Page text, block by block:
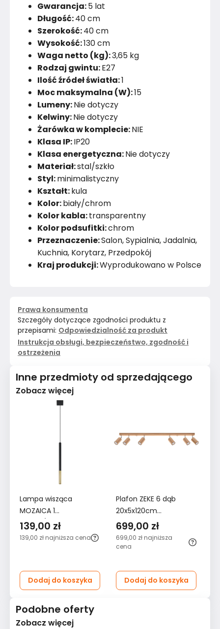
Gwarancja:5 lat
Długość:40 cm
Szerokość:40 cm
Wysokość:130 cm
Waga netto (kg):3,65 kg
Rodzaj gwintu:E27
Ilość źródeł światła:1
Moc maksymalna (W):15
Lumeny:Nie dotyczy
Kelwiny:Nie dotyczy
Żarówka w komplecie:NIE
Klasa IP:IP20
Klasa energetyczna:Nie dotyczy
Materiał:stal/szkło
Styl:minimalistyczny
Kształt:kula
Kolor:biały/chrom
Kolor kabla:transparentny
Kolor podsufitki:chrom
Przeznaczenie:Salon, Sypialnia, Jadalnia,
Kuchnia, Korytarz, Przedpokój
Kraj produkcji:Wyprodukowano w Polsce
Prawa konsumenta
Szczegóły dotyczące zgodności produktu z
przepisami: Odpowiedzialność za produkt
Instrukcja obsługi, bezpieczeństwo, zgodność i
ostrzeżenia
Inne przedmioty od sprzedającego
Zobacz więcej
Lampa wisząca
MOZAICA 1
czarny/złoto
100x8x8cm
139,00 zł
139,00 zł najniższa cena
Dodaj do koszyka
Plafon ZEKE 6 dąb
20x5x120cm
nowoczesna lampa
GU10 do salonu
699,00 zł
699,00 zł najniższa
cena
Dodaj do koszyka
Podobne oferty
Zobacz więcej